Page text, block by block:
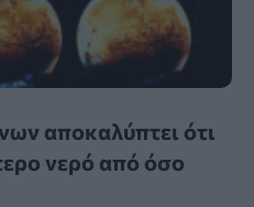
αποκαλύπτει ότι
νερό από όσο